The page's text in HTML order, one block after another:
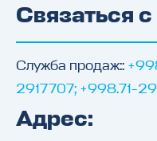
Связаться
Служба продаж::
2917707; +998.71-
Адрес: